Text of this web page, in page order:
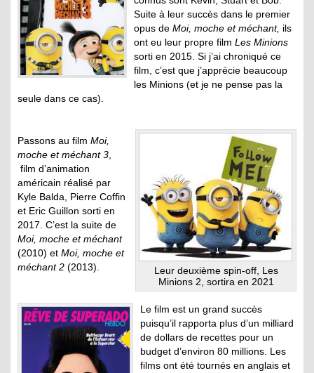
Suite à leur succès dans le premier
opus de Moi, moche et méchant, ils
ont eu leur propre film Les Minions
sorti en 2015. Si j’ai chroniqué ce
film, c’est que j’apprécie beaucoup
les Minions (et je ne pense pas la
seule dans ce cas).
Leur deuxième spin-off, Les
Minions 2, sortira en 2021
Passons au film Moi,
moche et méchant 3
film d’animation
américain réalisé par
Kyle Balda, Pierre Coffin
et Eric Guillon sorti en
2017. C’est la suite de
Moi, moche et méchant
(2010) et Moi, moche et
méchant 2 (2013).
Le film est un grand succès
puisqu’il rapporta plus d’un milliard
de dollars de recettes pour un
budget d’environ 80 millions. Les
films ont été tournés en anglais et